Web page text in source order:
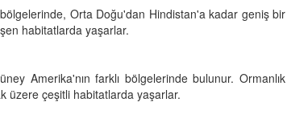
Orta Doğu'dan Hindistan'a kadar geniş bir
habitatlarda yaşarlar.
Amerika'nın farklı bölgelerinde bulunur. Ormanlık
üzere çeşitli habitatlarda yaşarlar.
Özel Bir Bağ: Tekir Kedilerle
Kurulan Derin Dostlukların
15.09.2025